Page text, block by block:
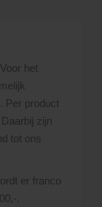
het
Per product
zijn
tot ons
er franco
.